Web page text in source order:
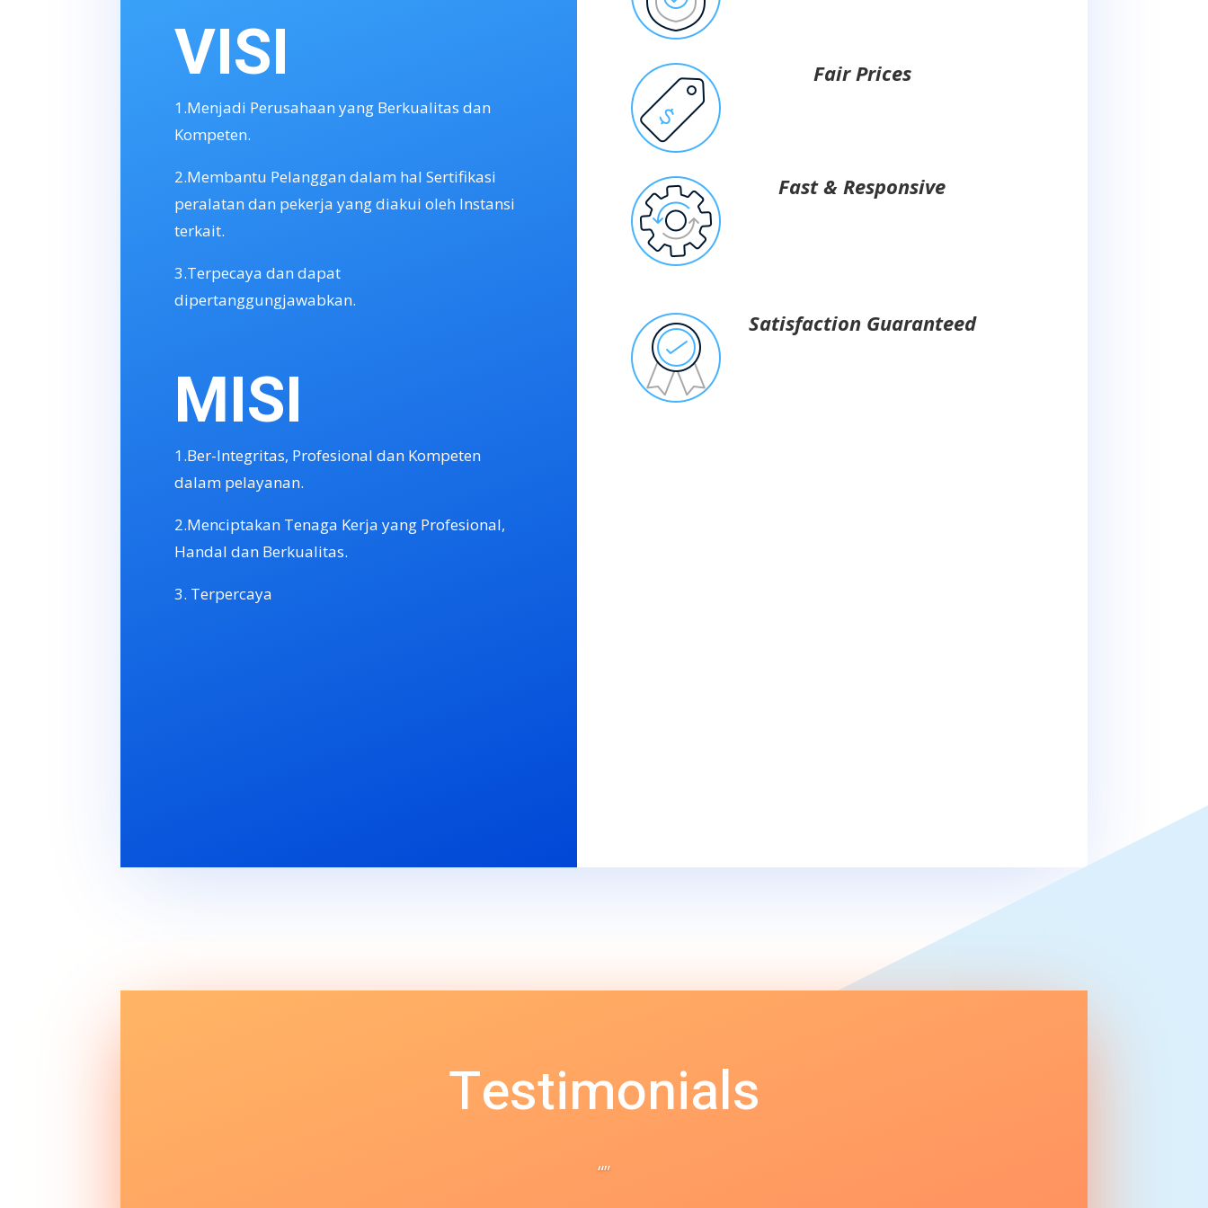
VISI
1.Menjadi Perusahaan yang Berkualitas dan
Kompeten.
2.Membantu Pelanggan dalam hal Sertifikasi
peralatan dan pekerja yang diakui oleh Instansi
terkait.
3.Terpecaya dan dapat
dipertanggungjawabkan.
MISI
1.Ber-Integritas, Profesional dan Kompeten
dalam pelayanan.
2.Menciptakan Tenaga Kerja yang Profesional,
Handal dan Berkualitas.
3. Terpercaya
Fair Prices
Fast & Responsive
Satisfaction Guaranteed
Testimonials
“”